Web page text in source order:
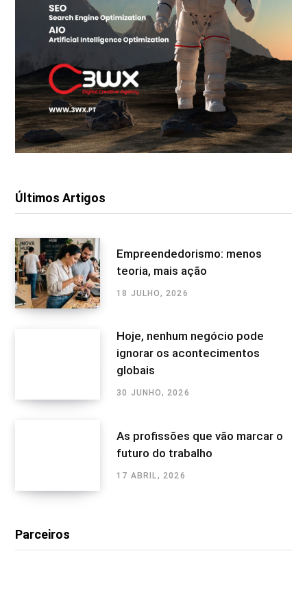
Últimos Artigos
Empreendedorismo: menos
teoria, mais ação
18 JULHO, 2026
Hoje, nenhum negócio pode
ignorar os acontecimentos
globais
30 JUNHO, 2026
As profissões que vão marcar o
futuro do trabalho
17 ABRIL, 2026
Parceiros